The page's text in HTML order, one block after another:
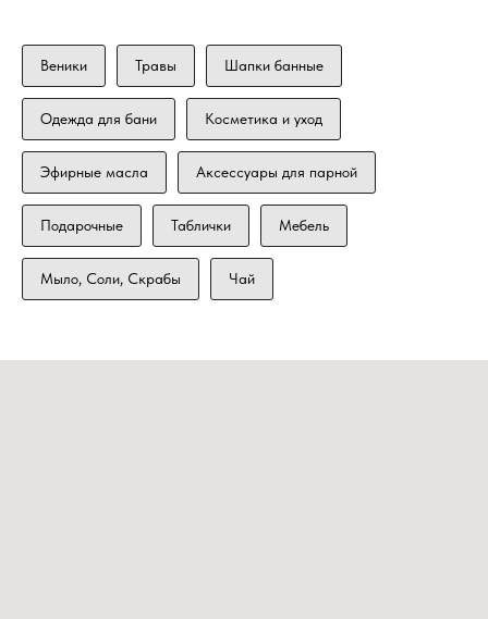
Веники Травы Шапки банные
Одежда для бани Косметика и уход
Эфирные масла Аксессуары для парной
Подарочные Таблички Мебель
Мыло, Соли, Скрабы Чай